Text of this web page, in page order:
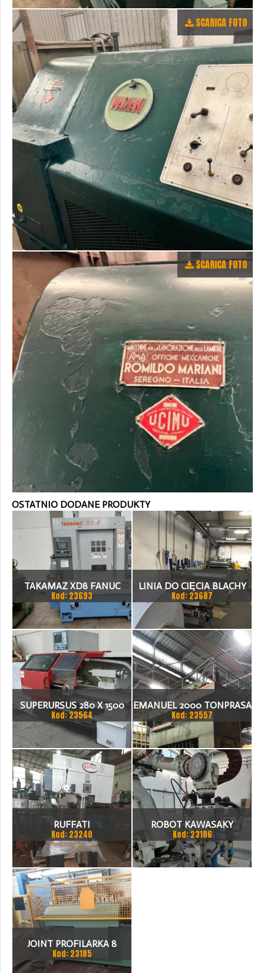
SCARICA FOTO
SCARICA FOTO
OSTATNIO DODANE PRODUKTY
TAKAMAZ XD8 FANUC
21ITA TOKARKA CNC
Kod: 23693
LINIA DO CIĘCIA BLACHY
1.500 X 1,5 (2,5) MM
Kod: 23687
SUPERURSUS 280 X 1500
TOKARKA
Kod: 23564
EMANUEL 2000 TONPRASA
HYDRAULICZNA 3200 X
2000
Kod: 23557
RUFFATI
Kod: 23240
ROBOT KAWASAKY
Kod: 23186
JOINT PROFILARKA 8
STACJI
Kod: 23185